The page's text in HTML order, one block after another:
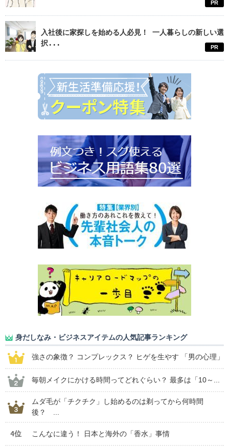
PR
入社後に家探しを始める人必見！ 一人暮らしの新しい選
択...
PR
身だしなみ・ビジネスアイテムの人気記事ランキング
強さの象徴？ コンプレックス？ ヒゲを生やす 「男の心理」
毎朝メイクにかける時間ってどれぐらい？ 最多は「10～...
ムダ毛が「チクチク」し始めるのは剃ってから何時間
後？ ...
4位 こんなに違う！ 日本と海外の「香水」事情